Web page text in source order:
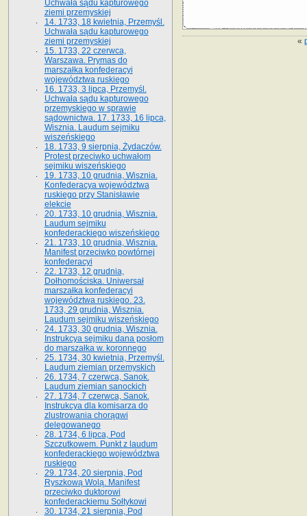
«
Uchwała sądu kapturowego
ziemi przemyskiej
14. 1733, 18 kwietnia, Przemyśl.
Uchwała sądu kapturowego
ziemi przemyskiej
15. 1733, 22 czerwca,
Warszawa. Prymas do
marszałka konfederacyi
województwa ruskiego
16. 1733, 3 lipca, Przemyśl.
Uchwała sądu kapturowego
przemyskiego w sprawie
sądownictwa. 17. 1733, 16 lipca,
Wisznia. Laudum sejmiku
wiszeńskiego
18. 1733, 9 sierpnia, Żydaczów.
Protest przeciwko uchwałom
sejmiku wiszeńskiego
19. 1733, 10 grudnia, Wisznia.
Konfederacya województwa
ruskiego przy Stanisławie
elekcie
20. 1733, 10 grudnia, Wisznia.
Laudum sejmiku
konfederackiego wiszeńskiego
21. 1733, 10 grudnia, Wisznia.
Manifest przeciwko powtórnej
konfederacyi
22. 1733, 12 grudnia,
Dołhomościska. Uniwersał
marszałka konfederacyi
województwa ruskiego. 23.
1733, 29 grudnia, Wisznia.
Laudum sejmiku wiszeńskiego
24. 1733, 30 grudnia, Wisznia.
Instrukcya sejmiku dana posłom
do marszałka w. koronnego
25. 1734, 30 kwietnia, Przemyśl.
Laudum ziemian przemyskich
26. 1734, 7 czerwca, Sanok.
Laudum ziemian sanockich
27. 1734, 7 czerwca, Sanok.
Instrukcya dla komisarza do
zlustrowania chorągwi
delegowanego
28. 1734, 6 lipca, Pod
Szczutkowem. Punkt z laudum
konfederackiego województwa
ruskiego
29. 1734, 20 sierpnia, Pod
Ryszkową Wolą. Manifest
przeciwko duktorowi
konfederackiemu Sołtykowi
30. 1734, 21 sierpnia, Pod